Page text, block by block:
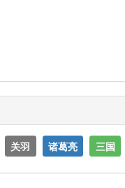
关羽 诸葛亮 三国